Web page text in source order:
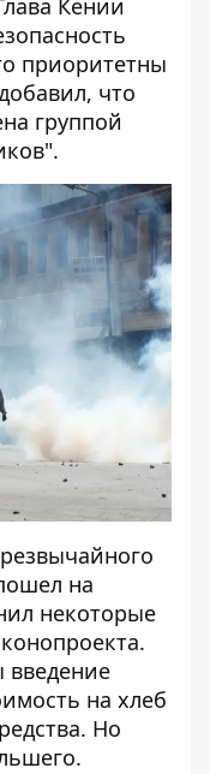
Кении
приоритетны
что
группой
на
некоторые
введение
на хлеб
Но